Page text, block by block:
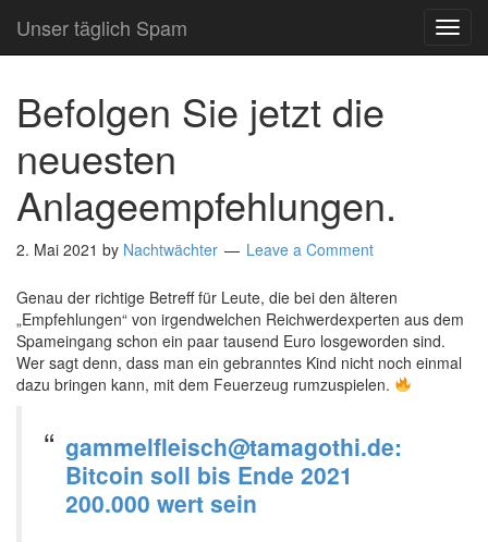
Unser täglich Spam
Befolgen Sie jetzt die
neuesten
Anlageempfehlungen.
2. Mai 2021 by Nachtwächter Leave a Comment
Genau der richtige Betreff für Leute, die bei den älteren
„Empfehlungen“ von irgendwelchen Reichwerdexperten aus dem
Spameingang schon ein paar tausend Euro losgeworden sind.
Wer sagt denn, dass man ein gebranntes Kind nicht noch einmal
dazu bringen kann, mit dem Feuerzeug rumzuspielen.
gammelfleisch@tamagothi.de:
Bitcoin soll bis Ende 2021
200.000 wert sein